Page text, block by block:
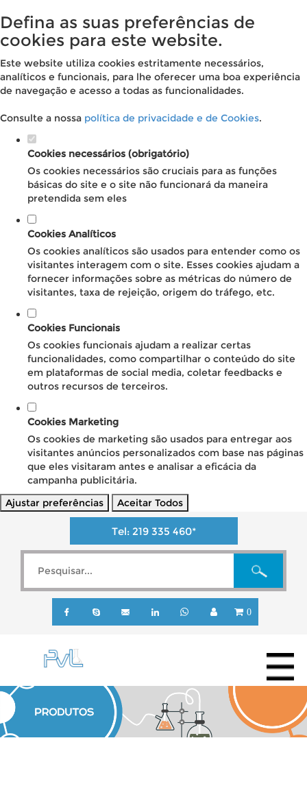
Defina as suas preferências de
cookies para este website.
Este website utiliza cookies estritamente necessários,
analíticos e funcionais, para lhe oferecer uma boa experiência
de navegação e acesso a todas as funcionalidades.
Consulte a nossa política de privacidade e de Cookies.
Cookies necessários (obrigatório)
Os cookies necessários são cruciais para as funções
básicas do site e o site não funcionará da maneira
pretendida sem eles
Cookies Analíticos
Os cookies analíticos são usados para entender como os
visitantes interagem com o site. Esses cookies ajudam a
fornecer informações sobre as métricas do número de
visitantes, taxa de rejeição, origem do tráfego, etc.
Cookies Funcionais
Os cookies funcionais ajudam a realizar certas
funcionalidades, como compartilhar o conteúdo do site
em plataformas de social media, coletar feedbacks e
outros recursos de terceiros.
Cookies Marketing
Os cookies de marketing são usados para entregar aos
visitantes anúncios personalizados com base nas páginas
que eles visitaram antes e analisar a eficácia da
campanha publicitária.
Ajustar preferências
Aceitar Todos
Tel: 219 335 460*
0